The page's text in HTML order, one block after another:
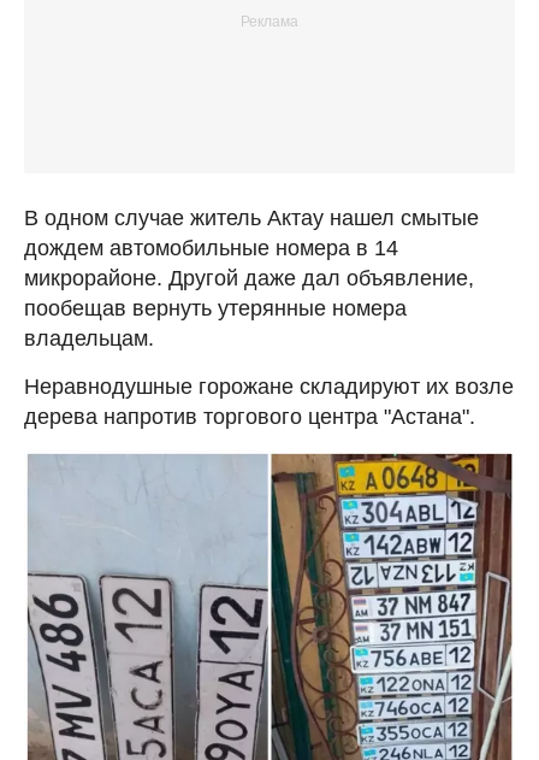
В одном случае житель Актау нашел смытые
дождем автомобильные номера в 14
микрорайоне. Другой даже дал объявление,
пообещав вернуть утерянные номера
владельцам.
Неравнодушные горожане складируют их возле
дерева напротив торгового центра "Астана".